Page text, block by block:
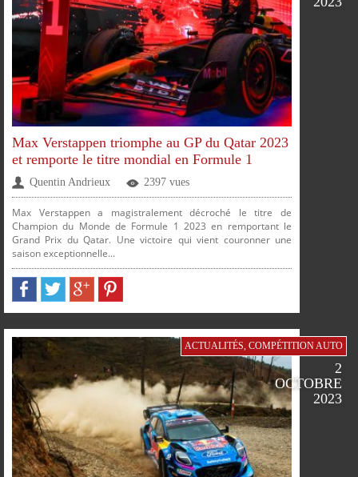
PARTAGERPARTAGERPARTAGERPARTAGER
Max Verstappen triomphe au GP du Qatar 2023
et remporte le titre mondial en Formule 1
Quentin Andrieux 2397 vues
Max Verstappen a magistralement décroché le titre de
Champion du Monde de Formule 1 2023 en remportant le
Grand Prix du Qatar. Une victoire qui vient couronner une
saison exceptionnelle...
ACTUALITÉS, COMPÉTITION AUTO
2
OCTOBRE
2023